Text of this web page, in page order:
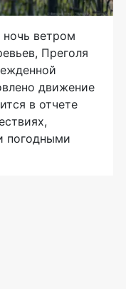
ветром
Преголя
движение
в отчете
погодными